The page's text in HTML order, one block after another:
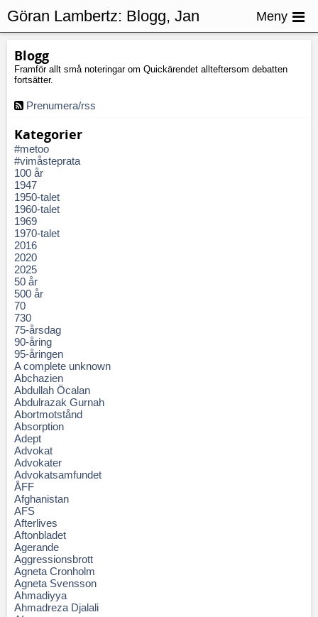
Blogg
Framför allt små noteringar om Quickärendet allteftersom debatten
fortsätter.
Prenumera/rss
Kategorier
#metoo
#vimåsteprata
100 år
1947
1950-talet
1960-talet
1969
1970-talet
2016
2020
2025
50 år
500 år
70
730
75-årsdag
90-åring
95-åringen
A complete unknown
Abchazien
Abdullah Öcalan
Abdulrazak Gurnah
Abortmotstånd
Absorption
Adept
Advokat
Advokater
Advokatsamfundet
ÅFF
Afghanistan
AFS
Afterlives
Aftonbladet
Agerande
Aggressionsbrott
Agneta Cronholm
Agneta Svensson
Ahmadiyya
Ahmadreza Djalali
Göran Lambertz: Blogg, Jan
Johansson
Meny